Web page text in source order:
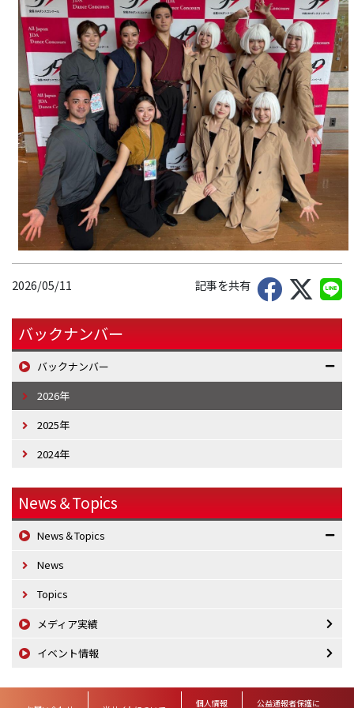
2026/05/11 記事を共有
バックナンバー
バックナンバー
2026年
2025年
2024年
News＆Topics
News＆Topics
News
Topics
メディア実績
イベント情報
個人情報 公益通報者保護に